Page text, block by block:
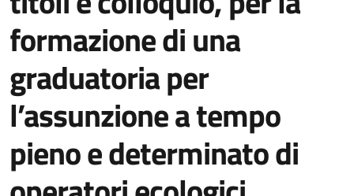
formazione di una
graduatoria per
l’assunzione a tempo
pieno e determinato di